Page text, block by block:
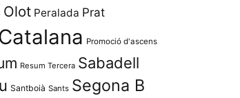
Olot Peralada Prat
Promoció d'ascens
Resum Tercera Sabadell
Santboià Sants Segona B